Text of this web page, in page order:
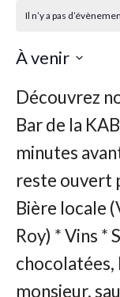
Il n’y a pas
À venir
une
date.